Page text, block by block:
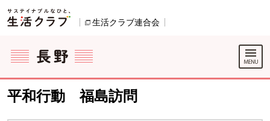
ページの先頭です。
生活クラブ連合会
ここからサイト内共通メニューです。
サイト内共通メニューをスキップする
サイト内共通メニューここまで。
平和行動 福島訪問